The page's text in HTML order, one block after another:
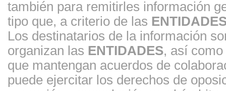
también para remitirles información
tipo que, a criterio de las
Los destinatarios de la información
organizan las ENTIDADES, así
que mantengan acuerdos de
puede ejercitar los derechos de